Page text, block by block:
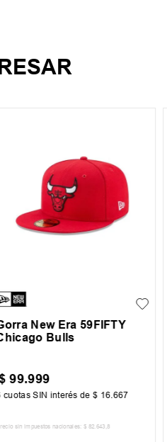
New Era 59FIFTY
Bulls
99.999
cuotas SIN interés de$ 16 667
sin impuestos nacionales: $ 82.643 ,8